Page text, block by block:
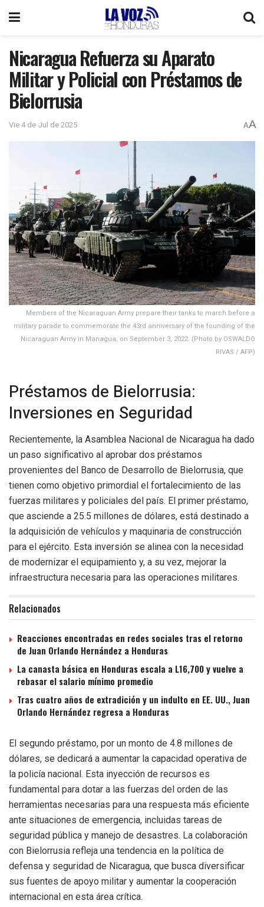
Nicaragua Refuerza su Aparato
Militar y Policial con Préstamos de
Bielorrusia
Vie 4 de Jul de 2025 AA
Members of the Nicaraguan Army prepare their tanks to march before a
military parade to commemorate the 43rd anniversary of the founding of the
Nicaraguan Army in Managua, on September 3, 2022. (Photo by OSWALDO
RIVAS / AFP)
Préstamos de Bielorrusia:
Inversiones en Seguridad
Recientemente, la Asamblea Nacional de Nicaragua ha dado
un paso significativo al aprobar dos préstamos
provenientes del Banco de Desarrollo de Bielorrusia, que
tienen como objetivo primordial el fortalecimiento de las
fuerzas militares y policiales del país. El primer préstamo,
que asciende a 25.5 millones de dólares, está destinado a
la adquisición de vehículos y maquinaria de construcción
para el ejército. Esta inversión se alinea con la necesidad
de modernizar el equipamiento y, a su vez, mejorar la
infraestructura necesaria para las operaciones militares.
Relacionados
Reacciones encontradas en redes sociales tras el retorno
de Juan Orlando Hernández a Honduras
La canasta básica en Honduras escala a L16,700 y vuelve a
rebasar el salario mínimo promedio
Tras cuatro años de extradición y un indulto en EE. UU., Juan
Orlando Hernández regresa a Honduras
El segundo préstamo, por un monto de 4.8 millones de
dólares, se dedicará a aumentar la capacidad operativa de
la policía nacional. Esta inyección de recursos es
fundamental para dotar a las fuerzas del orden de las
herramientas necesarias para una respuesta más eficiente
ante situaciones de emergencia, incluidas tareas de
seguridad pública y manejo de desastres. La colaboración
con Bielorrusia refleja una tendencia en la política de
defensa y seguridad de Nicaragua, que busca diversificar
sus fuentes de apoyo militar y aumentar la cooperación
internacional en esta área crítica.